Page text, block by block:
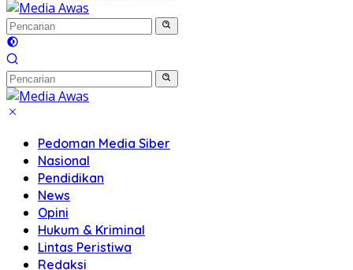
Pedoman Media Siber
Nasional
Pendidikan
News
Opini
Hukum & Kriminal
Lintas Peristiwa
Redaksi